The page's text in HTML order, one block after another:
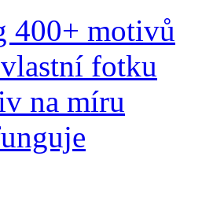
400+ motivů
fotku
na míru